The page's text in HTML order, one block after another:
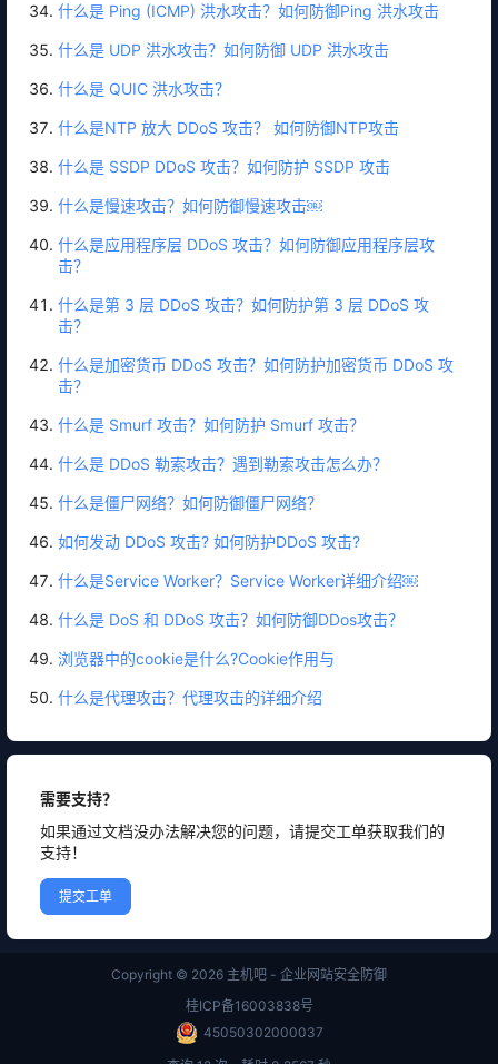
什么是 Ping (ICMP) 洪水攻击？如何防御Ping 洪水攻击
什么是 UDP 洪水攻击？如何防御 UDP 洪水攻击
什么是 QUIC 洪水攻击？
什么是NTP 放大 DDoS 攻击？ 如何防御NTP攻击
什么是 SSDP DDoS 攻击？如何防护 SSDP 攻击
什么是慢速攻击？如何防御慢速攻击￼
什么是应用程序层 DDoS 攻击？如何防御应用程序层攻
击？
什么是第 3 层 DDoS 攻击？如何防护第 3 层 DDoS 攻
击？
什么是加密货币 DDoS 攻击？如何防护加密货币 DDoS 攻
击？
什么是 Smurf 攻击？如何防护 Smurf 攻击？
什么是 DDoS 勒索攻击？遇到勒索攻击怎么办？
什么是僵尸网络？如何防御僵尸网络？
如何发动 DDoS 攻击? 如何防护DDoS 攻击?
什么是Service Worker？Service Worker详细介绍￼
什么是 DoS 和 DDoS 攻击？如何防御DDos攻击？
浏览器中的cookie是什么?Cookie作用与
什么是代理攻击？代理攻击的详细介绍
需要支持？
如果通过文档没办法解决您的问题，请提交工单获取我们的
支持！
提交工单
Copyright © 2026 主机吧 - 企业网站安全防御
桂ICP备16003838号
45050302000037